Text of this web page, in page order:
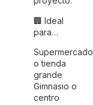
🏢 Ideal
para…
Supermercado
o tienda
grande
Gimnasio o
centro